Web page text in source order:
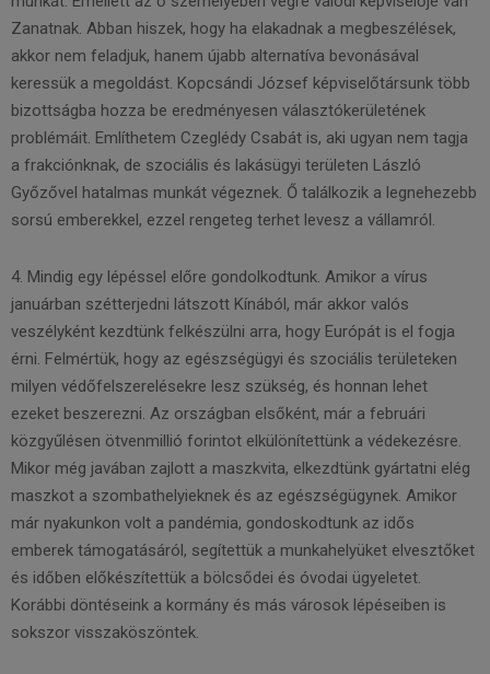
Zanatnak. Abban hiszek, hogy ha elakadnak a megbeszélések,
akkor nem feladjuk, hanem újabb alternatíva bevonásával
keressük a megoldást. Kopcsándi József képviselőtársunk több
bizottságba hozza be eredményesen választókerületének
problémáit. Említhetem Czeglédy Csabát is, aki ugyan nem tagja
a frakciónknak, de szociális és lakásügyi területen László
Győzővel hatalmas munkát végeznek. Ő találkozik a legnehezebb
sorsú emberekkel, ezzel rengeteg terhet levesz a vállamról.
4. Mindig egy lépéssel előre gondolkodtunk. Amikor a vírus
januárban szétterjedni látszott Kínából, már akkor valós
veszélyként kezdtünk felkészülni arra, hogy Európát is el fogja
érni. Felmértük, hogy az egészségügyi és szociális területeken
milyen védőfelszerelésekre lesz szükség, és honnan lehet
ezeket beszerezni. Az országban elsőként, már a februári
közgyűlésen ötvenmillió forintot elkülönítettünk a védekezésre.
Mikor még javában zajlott a maszkvita, elkezdtünk gyártatni elég
maszkot a szombathelyieknek és az egészségügynek. Amikor
már nyakunkon volt a pandémia, gondoskodtunk az idős
emberek támogatásáról, segítettük a munkahelyüket elvesztőket
és időben előkészítettük a bölcsődei és óvodai ügyeletet.
Korábbi döntéseink a kormány és más városok lépéseiben is
sokszor visszaköszöntek.